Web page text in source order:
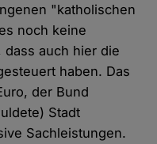
"katholischen
noch keine
dass auch hier die
haben. Das
der Bund
Stadt
Sachleistungen.